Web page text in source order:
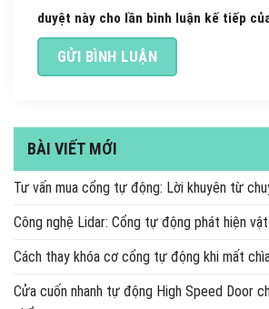
duyệt này cho lần bình luận kế tiếp
BÀI VIẾT MỚI
Tư vấn mua cổng tự động: Lời khuyên từ
Công nghệ Lidar: Cổng tự động phát hiện
Cách thay khóa cơ cổng tự động khi mất
Cửa cuốn nhanh tự động High Speed Door